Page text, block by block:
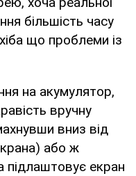
більшість часу
що проблеми із
на акумулятор,
вручну
вниз від
або ж
підлаштовує екран